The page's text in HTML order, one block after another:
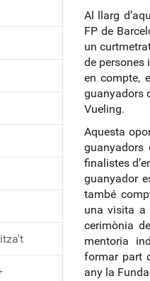
Al llarg
FP de
un
de persones
en compte,
guanyadors
Vueling.
Aquesta
finalistes
guanyador
també
una visita a
cerimònia
mentoria
formar part
any la